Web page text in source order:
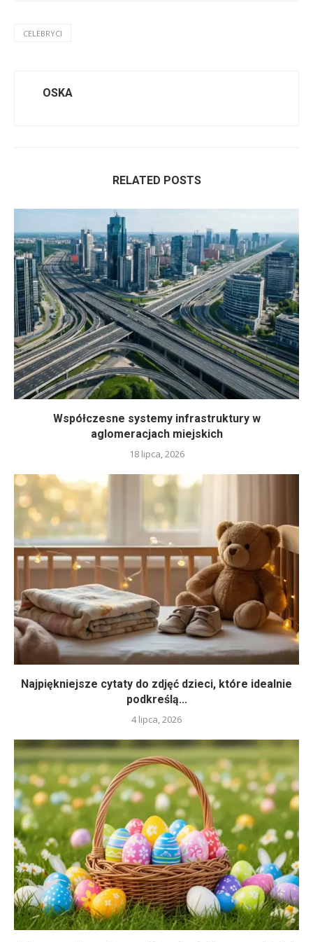
CELEBRYCI
OSKA
RELATED POSTS
Współczesne systemy infrastruktury w
aglomeracjach miejskich
18 lipca, 2026
Najpiękniejsze cytaty do zdjęć dzieci, które idealnie
podkreślą...
4 lipca, 2026